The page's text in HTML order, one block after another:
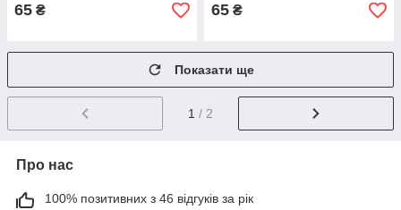
65 ₴ 65 ₴
Показати ще
1 / 2
Про нас
100% позитивних з 46 відгуків за рік